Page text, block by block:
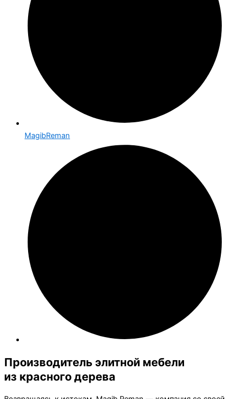
MagibReman
Производитель элитной мебели
из красного дерева